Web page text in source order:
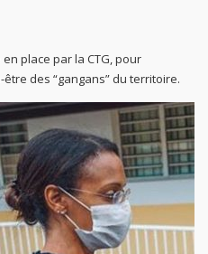
place par la CTG, pour
des “gangans” du territoire.